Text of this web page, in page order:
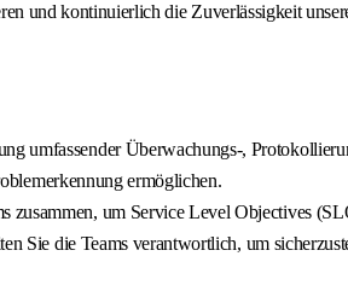
und kontinuierlich die Zuverlässigkeit
umfassender Überwachungs-,
ermöglichen.
zusammen, um Service Level Objectives
Sie die Teams verantwortlich, um